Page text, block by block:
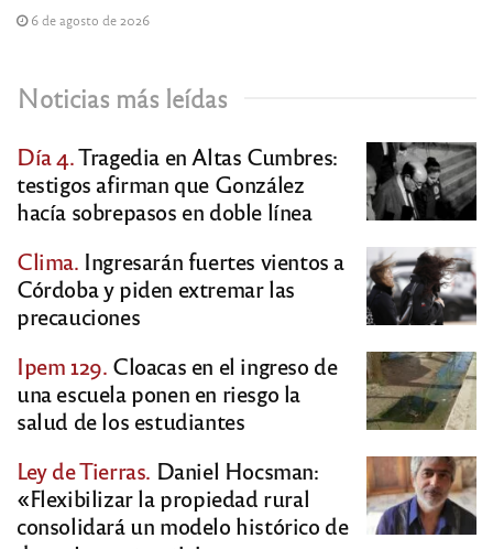
6 de agosto de 2026
Noticias más leídas
Día 4.Tragedia en Altas Cumbres:
testigos afirman que González
hacía sobrepasos en doble línea
Clima. Ingresarán fuertes vientos a
Córdoba y piden extremar las
precauciones
Ipem 129. Cloacas en el ingreso de
una escuela ponen en riesgo la
salud de los estudiantes
Ley de Tierras. Daniel Hocsman:
«Flexibilizar la propiedad rural
consolidará un modelo histórico de